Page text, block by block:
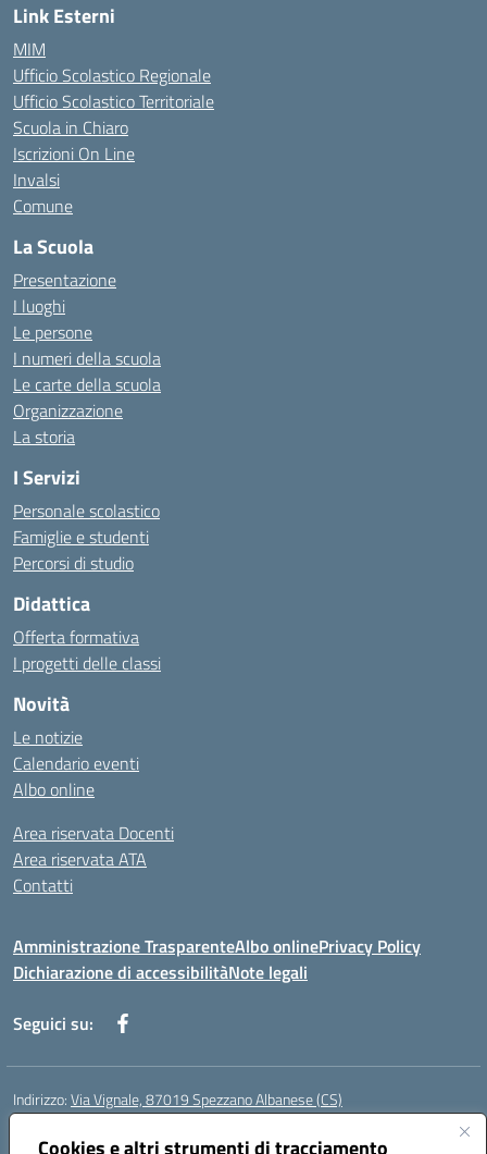
Cookies e altri strumenti di tracciamento
Link Esterni
MIM
Ufficio Scolastico Regionale
Ufficio Scolastico Territoriale
Scuola in Chiaro
Iscrizioni On Line
Invalsi
Comune
La Scuola
Presentazione
I luoghi
Le persone
I numeri della scuola
Le carte della scuola
Organizzazione
La storia
I Servizi
Personale scolastico
Famiglie e studenti
Percorsi di studio
Didattica
Offerta formativa
I progetti delle classi
Novità
Le notizie
Calendario eventi
Albo online
Area riservata Docenti
Area riservata ATA
Contatti
Amministrazione TrasparenteAlbo onlinePrivacy Policy
Dichiarazione di accessibilitàNote legali
Seguici su:
Indirizzo:Via Vignale, 87019 Spezzano Albanese (CS)
Centralino:
Posta elettronica certificata (PEC):csic878003@pec.istruzione.it